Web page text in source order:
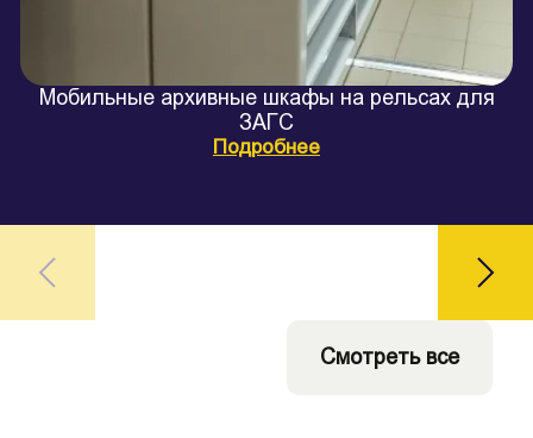
Мобильные архивные шкафы на рельсах для
ЗАГС
Подробнее
Смотреть все